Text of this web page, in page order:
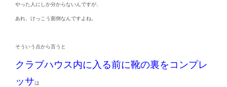
やった人にしか分からないんですが、
あれ、けっこう面倒なんですよね。
そういう点から言うと
クラブハウス内に入る前に靴の裏をコンプレ
ッサは